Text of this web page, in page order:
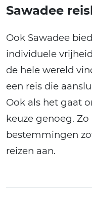
Sawadee
Ook Sawadee
individuele
de hele wereld
een reis die
Ook als het gaat
keuze genoeg.
bestemmingen
reizen aan.